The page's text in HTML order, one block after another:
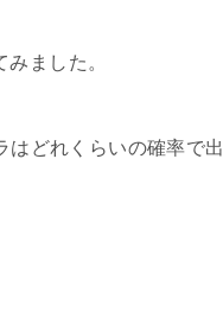
ました。
どれくらいの確率で出